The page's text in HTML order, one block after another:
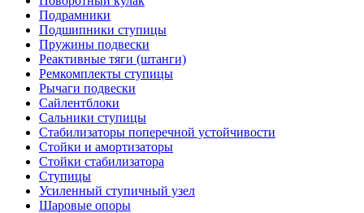
Подрамники
Подшипники ступицы
Пружины подвески
Реактивные тяги (штанги)
Ремкомплекты ступицы
Рычаги подвески
Сайлентблоки
Сальники ступицы
Стабилизаторы поперечной устойчивости
Стойки и амортизаторы
Стойки стабилизатора
Ступицы
Усиленный ступичный узел
Шаровые опоры